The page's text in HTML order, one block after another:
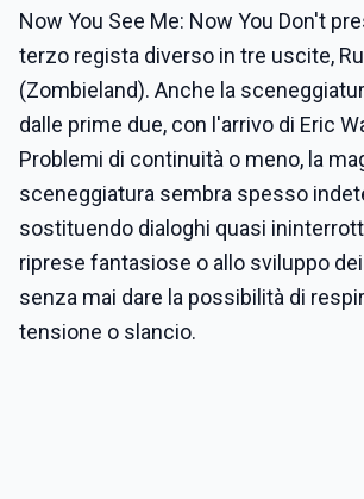
Now You See Me: Now You Don't
terzo regista diverso in tre uscite,
(Zombieland). Anche la
dalle prime due, con l'arrivo di Eric
Problemi di continuità o meno, la
sceneggiatura sembra spesso
sostituendo dialoghi quasi
riprese fantasiose o allo sviluppo
senza mai dare la possibilità di
tensione o slancio.